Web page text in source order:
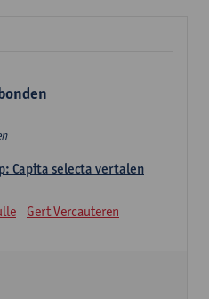
Capita selecta vertalen
Gert Vercauteren